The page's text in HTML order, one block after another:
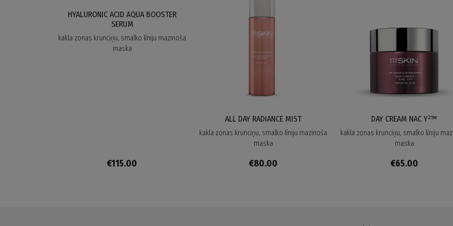
HYALURONIC ACID AQUA BOOSTER
SERUM
kakla zonas krunciņu, smalko līniju mazinoša
maska
€115.00
ALL DAY RADIANCE MIST
kakla zonas krunciņu, smalko līniju mazinoša
maska
€80.00
DAY CREAM NAC Y²™
kakla zonas krunciņu, smalko līniju
maska
€65.00